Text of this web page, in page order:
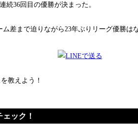
36回目の優勝が決まった。
差まで迫りながら23年ぶりリーグ優勝は
教えよう！
ック！